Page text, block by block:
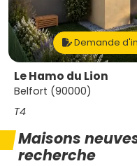
Demande
Le Hamo du Lion
Belfort (90000)
T4
Maisons
recherche